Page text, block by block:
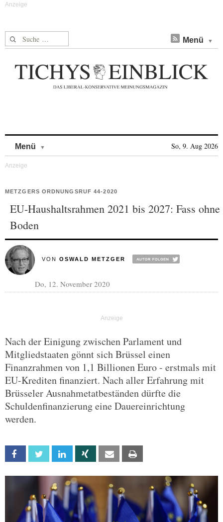
Suche nach: Menü
Menü So, 9. Aug 2026
METZGERS ORDNUNGSRUF 44-2020
EU-Haushaltsrahmen 2021 bis 2027: Fass ohne
Boden
VON OSWALD METZGER
Do, 12. November 2020
Nach der Einigung zwischen Parlament und
Mitgliedstaaten gönnt sich Brüssel einen
Finanzrahmen von 1,1 Billionen Euro - erstmals mit
EU-Krediten finanziert. Nach aller Erfahrung mit
Brüsseler Ausnahmetatbeständen dürfte die
Schuldenfinanzierung eine Dauereinrichtung
werden.
Facebook Twitter Linkedin Xing Email